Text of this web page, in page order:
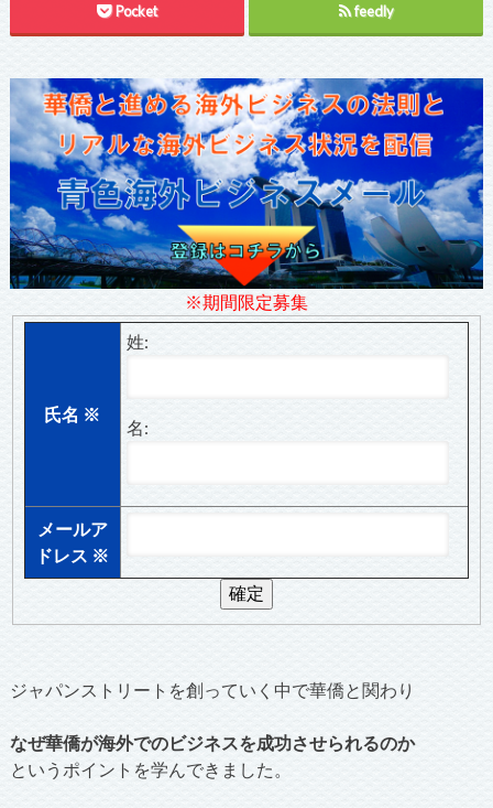
Pocket feedly
※期間限定募集
氏名 ※
姓:
名:
メールア
ドレス ※
ジャパンストリートを創っていく中で華僑と関わり
なぜ華僑が海外でのビジネスを成功させられるのか
というポイントを学んできました。